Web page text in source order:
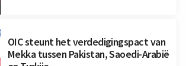
OIC steunt het verdedigingspact van
Mekka tussen Pakistan, Saoedi-Arabië